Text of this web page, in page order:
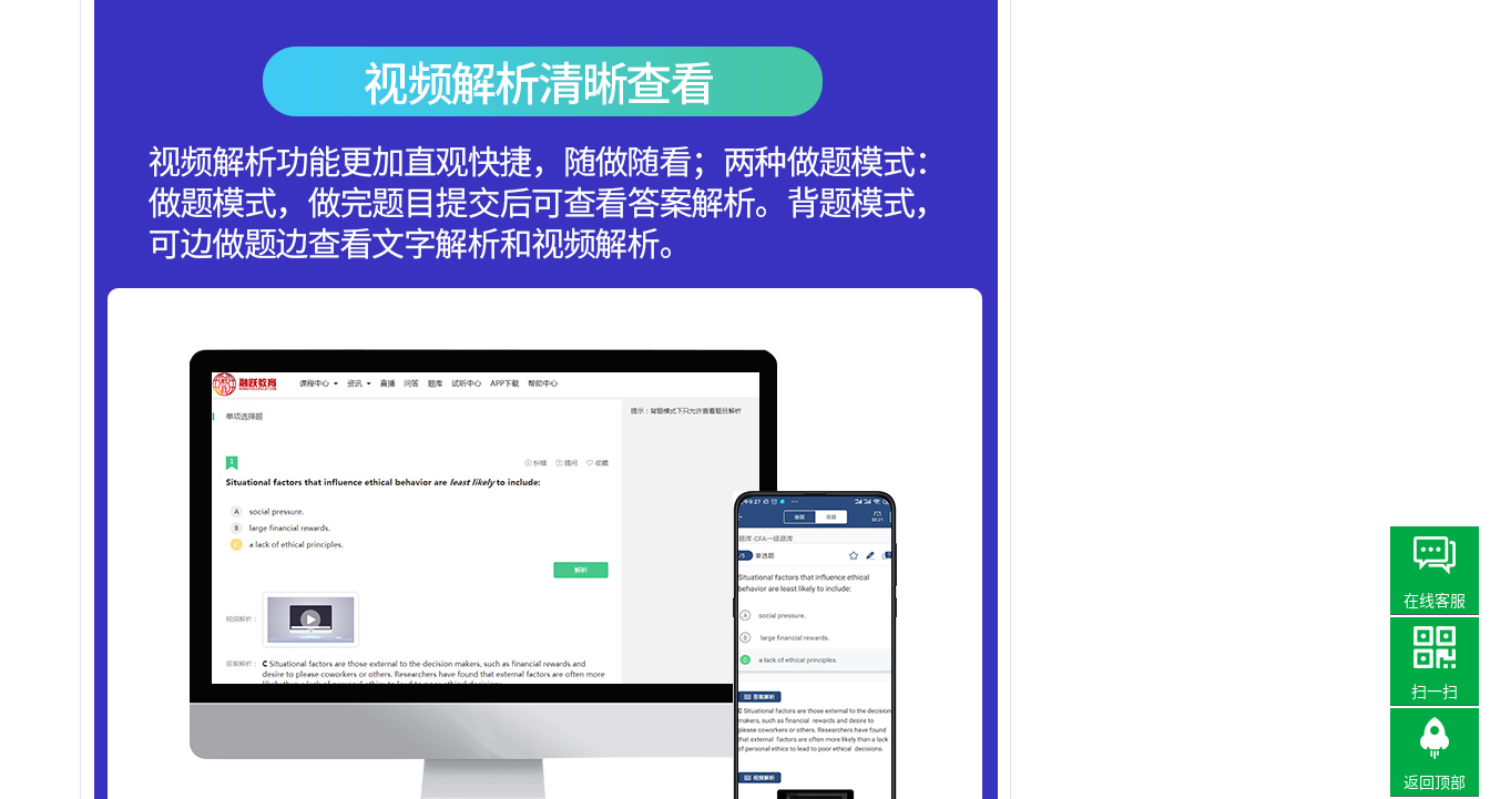
在线客服
扫一扫
返回顶部